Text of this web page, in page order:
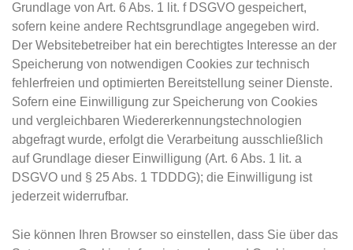
Grundlage von Art. 6 Abs. 1 lit. f DSGVO gespeichert,
sofern keine andere Rechtsgrundlage angegeben wird.
Der Websitebetreiber hat ein berechtigtes Interesse an der
Speicherung von notwendigen Cookies zur technisch
fehlerfreien und optimierten Bereitstellung seiner Dienste.
Sofern eine Einwilligung zur Speicherung von Cookies
und vergleichbaren Wiedererkennungstechnologien
abgefragt wurde, erfolgt die Verarbeitung ausschließlich
auf Grundlage dieser Einwilligung (Art. 6 Abs. 1 lit. a
DSGVO und § 25 Abs. 1 TDDDG); die Einwilligung ist
jederzeit widerrufbar.
Sie können Ihren Browser so einstellen, dass Sie über das